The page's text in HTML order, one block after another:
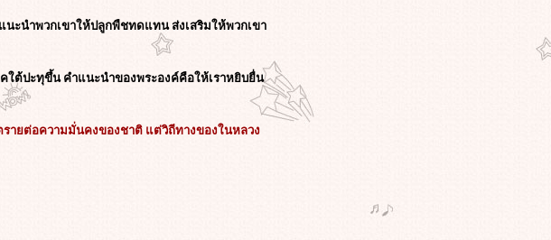
ะนำพวกเขาให้ปลูกพืชทดแทน ส่งเสริมให้พวกเขา
ต้ปะทุขึ้น คำแนะนำของพระองค์คือให้เราหยิบยื่น
ายต่อความมั่นคงของชาติ แต่วิถีทางของในหลวง